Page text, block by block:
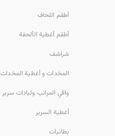
أطقم اللحاف
أطقم أغطية الألحفة
شراشف
المخدات و أغطية المخدات
واقي المراتب ولبادات سرير
أغطية السرير
بطانيات